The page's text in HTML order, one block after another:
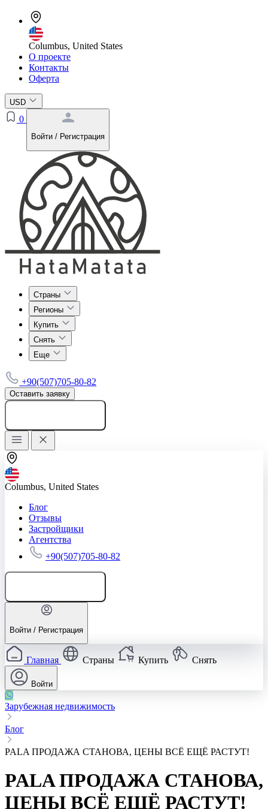
Columbus, United States
О проекте
Контакты
Оферта
USD
0
Войти / Регистрация
Страны
Регионы
Купить
Снять
Еще
+90(507)705-80-82
Оставить заявку
Columbus, United States
Блог
Отзывы
Застройщики
Агентства
+90(507)705-80-82
Войти / Регистрация
Главная Страны Купить Снять
Войти
Зарубежная недвижимость
Блог
PALA ПРОДАЖА СТАНОВА, ЦЕНЫ ВСЁ ЕЩЁ РАСТУТ!
PALA ПРОДАЖА СТАНОВА,
ЦЕНЫ ВСЁ ЕЩЁ РАСТУТ!